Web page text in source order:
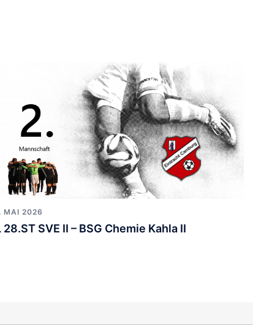
MAI 2026
28.ST SVE II – BSG Chemie Kahla II